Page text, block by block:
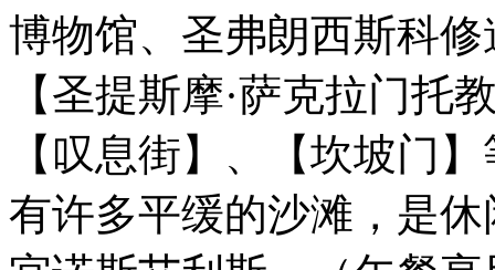
博物馆、圣弗朗西斯科
【圣提斯摩·萨克拉门托
【叹息街】、【坎坡门
有许多平缓的沙滩，是